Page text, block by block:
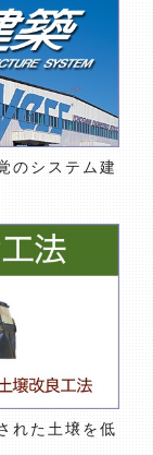
のシステム建
れた土壌を低